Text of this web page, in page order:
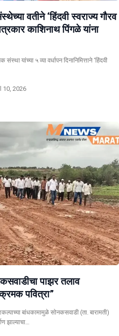
वतीने ‘हिंदवी स्वराज्य गौरव
काशिनाथ पिंगळे यांना
यांच्या ५ व्या वर्धापन दिनानिमित्ताने ‘हिंदवी
10, 2026
पाझर तलाव
पवित्रा”
बांधकामामुळे सोनकसवाडी (ता. बारामती)
झाल्याचा…